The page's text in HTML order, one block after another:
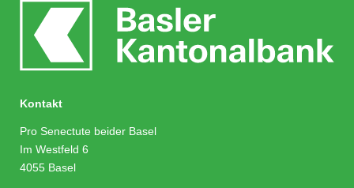
Kontakt
Pro Senectute beider Basel
Im Westfeld 6
4055 Basel